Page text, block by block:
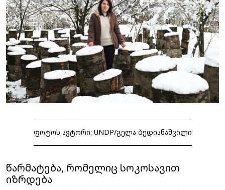
ფოტოს ავტორი: UNDP/გელა ბედიანაშვილი
წარმატება, რომელიც სოკოსავით
იზრდება